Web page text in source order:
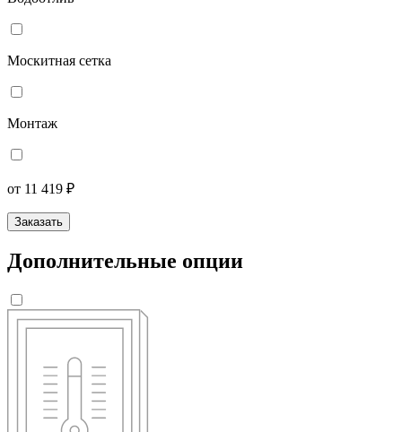
Москитная сетка
Монтаж
от 11 419 ₽
Заказать
Дополнительные опции